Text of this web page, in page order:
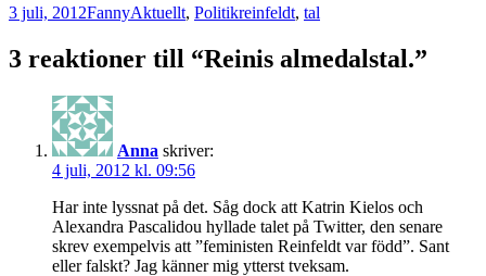
Postat
3 juli, 2012Författare
FannyKategorier
Aktuellt, PolitikTaggar
reinfeldt, tal
3 reaktioner till “Reinis almedalstal.”
Anna skriver:
4 juli, 2012 kl. 09:56
Har inte lyssnat på det. Såg dock att Katrin Kielos och
Alexandra Pascalidou hyllade talet på Twitter, den senare
skrev exempelvis att ”feministen Reinfeldt var född”. Sant
eller falskt? Jag känner mig ytterst tveksam.